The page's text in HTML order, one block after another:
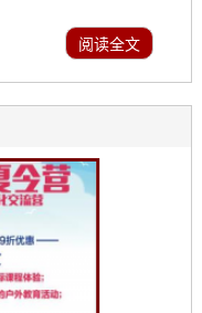
部已于2017年9月份开
代教科院院长陈二泉兼
阅读全文